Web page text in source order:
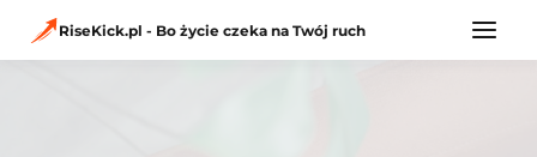
RiseKick.pl - Bo życie czeka na Twój ruch